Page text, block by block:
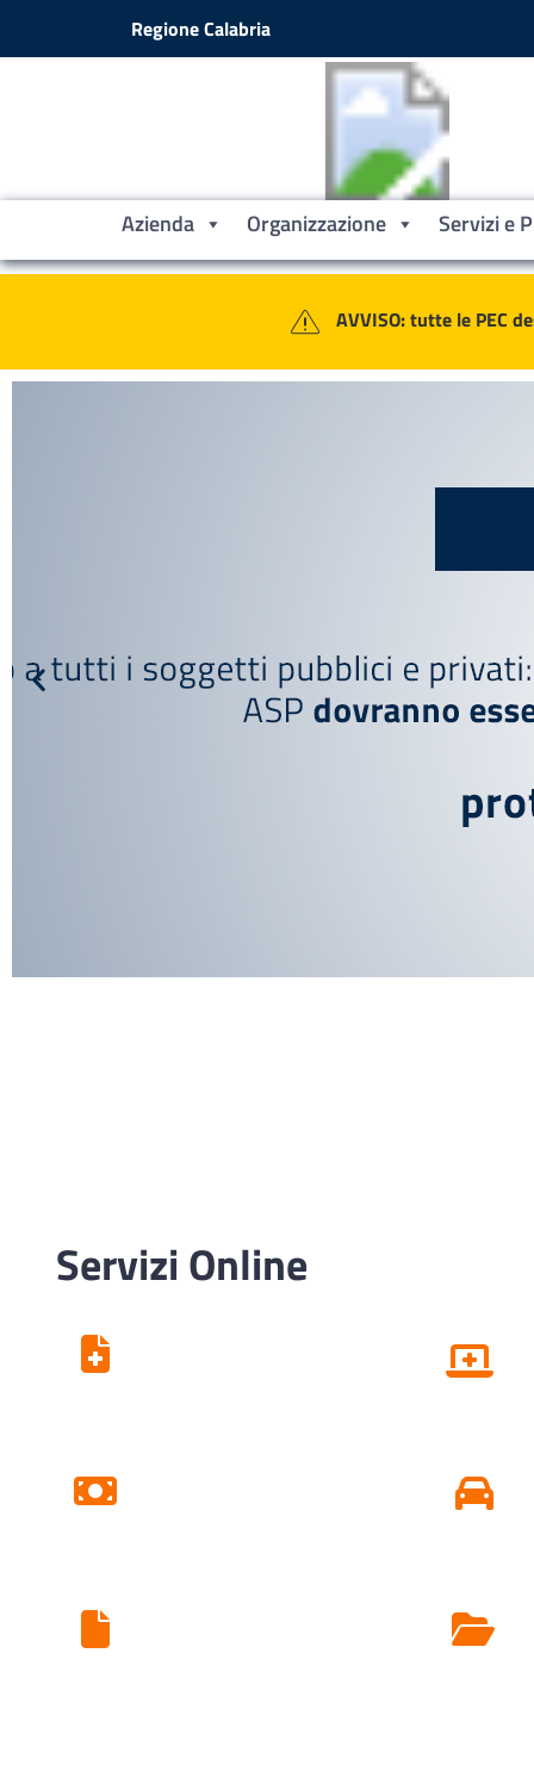
Vai ai contenutiRegione Calabria
Azienda Organizzazione Servizi e
Azienda Sanitaria Provinciale
Contenuti in evidenzaAVVISO: tutte le PEC
Servizi Online